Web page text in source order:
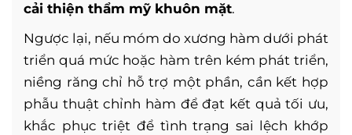
cải thiện thẩm mỹ khuôn mặt.
Ngược lại, nếu móm do xương hàm dưới phát
triển quá mức hoặc hàm trên kém phát triển,
niềng răng chỉ hỗ trợ một phần, cần kết hợp
phẫu thuật chỉnh hàm để đạt kết quả tối ưu,
khắc phục triệt để tình trạng sai lệch khớp